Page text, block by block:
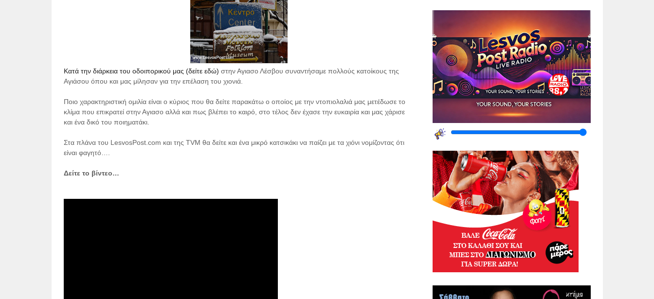
Κατά την διάρκεια του οδοιπορικού μας (δείτε εδώ) στην Αγιασο Λέσβου συναντήσαμε πολλούς κατοίκους της
Αγιάσου όπου και μας μίλησαν για την επέλαση του χιονιά.
Ποιο χαρακτηριστική ομιλία είναι ο κύριος που θα δείτε παρακάτω ο οποίος με την ντοπιολαλιά μας μετέδωσε το
κλίμα που επικρατεί στην Αγιασο αλλά και πως βλέπει το καιρό, στο τέλος δεν έχασε την ευκαιρία και μας χάρισε
και ένα δικό του ποιηματάκι.
Στα πλάνα του LesvosPost.com και της TVM θα δείτε και ένα μικρό κατσικάκι να παίζει με τα χιόνι νομίζοντας ότι
είναι φαγητό….
Δείτε το βίντεο…